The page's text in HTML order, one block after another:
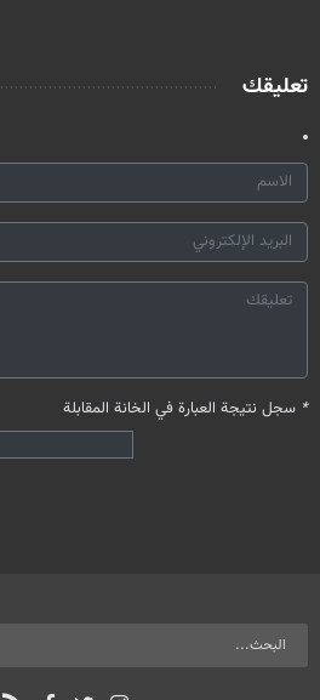
تعليقك
* سجل نتيجة العبارة في الخانة المقابلة